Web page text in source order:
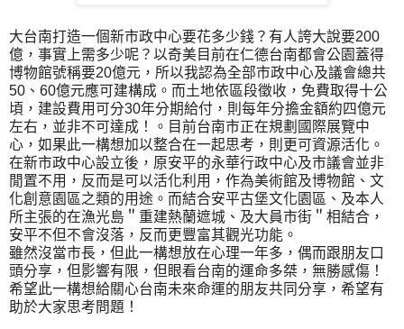
大台南打造一個新市政中心要花多少錢？有人誇大說要200
億，事實上需多少呢？以奇美目前在仁德台南都會公園蓋得
博物館號稱要20億元，所以我認為全部市政中心及議會總共
50、60億元應可建構成。而土地依區段徵收，免費取得十公
頃，建設費用可分30年分期給付，則每年分擔金額約四億元
左右，並非不可達成！。目前台南市正在規劃國際展覽中
心，如果此一構想加以整合在一起思考，則更可資源活化。
在新市政中心設立後，原安平的永華行政中心及市議會並非
閒置不用，反而是可以活化利用，作為美術館及博物館、文
化創意園區之類的用途。而結合安平古堡文化園區、及本人
所主張的在漁光島＂重建熱蘭遮城、及大員市街＂相結合，
安平不但不會沒落，反而更豐富其觀光功能。
雖然沒當市長，但此一構想放在心理一年多，偶而跟朋友口
頭分享，但影響有限，但眼看台南的運命多桀，無勝感傷！
希望此一構想給關心台南未來命運的朋友共同分享，希望有
助於大家思考問題！